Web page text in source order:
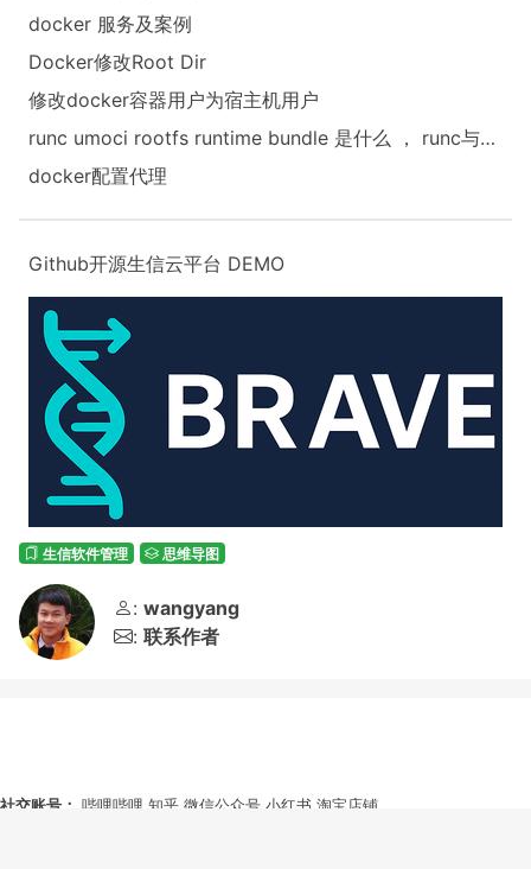
docker 服务及案例
‌Docker修改Root Dir
修改docker容器用户为宿主机用户
runc umoci rootfs runtime bundle 是什么 ， runc与直接执行binary有什么区别
docker配置代理
Github开源生信云平台 DEMO
生信软件管理 思维导图
: wangyang
: 联系作者
社交账号： 哔哩哔哩 知乎 微信公众号 小红书 淘宝店铺